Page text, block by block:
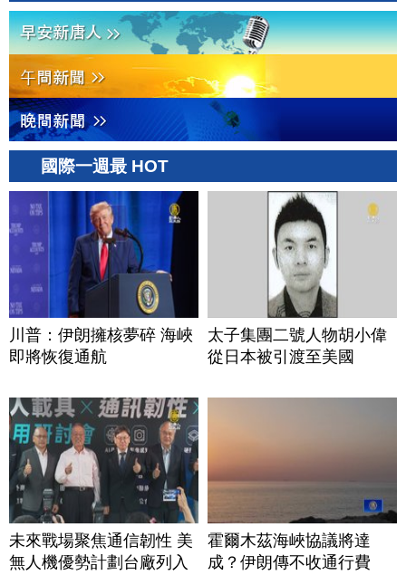
國際一週最 HOT
川普：伊朗擁核夢碎 海峽
即將恢復通航
太子集團二號人物胡小偉
從日本被引渡至美國
未來戰場聚焦通信韌性 美
無人機優勢計劃台廠列入
霍爾木茲海峽協議將達
成？伊朗傳不收通行費